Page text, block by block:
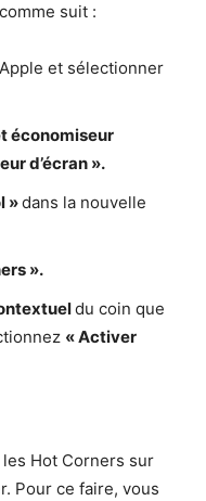
suit :
et sélectionner
économiseur
d’écran ».
»dans la nouvelle
».
du coin que
« Activer
Hot Corners sur
Pour ce faire, vous